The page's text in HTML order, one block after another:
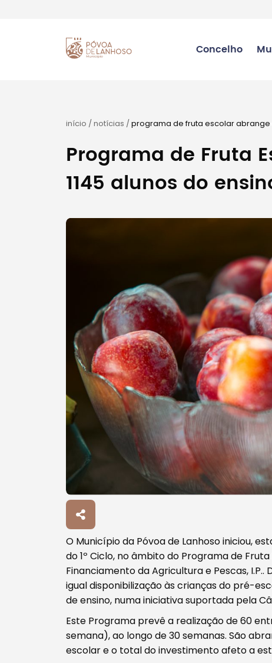
Concelho
Procurar
Tipo de conteúdo
início /notícias /programa de fruta escolar abrange
Programa de Fruta
1145 alunos do
O Município da Póvoa de Lanhoso iniciou,
do 1º Ciclo, no âmbito do Programa de
Financiamento da Agricultura e Pescas,
igual disponibilização às crianças do pré-
de ensino, numa iniciativa suportada pela
Este Programa prevê a realização de 60
semana), ao longo de 30 semanas. São
escolar e o total do investimento afeto a